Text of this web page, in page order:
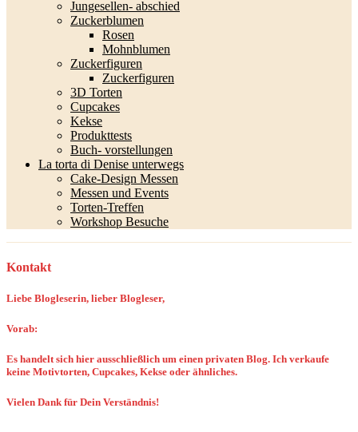
Jungesellen- abschied
Zuckerblumen
Rosen
Mohnblumen
Zuckerfiguren
Zuckerfiguren
3D Torten
Cupcakes
Kekse
Produkttests
Buch- vorstellungen
La torta di Denise unterwegs
Cake-Design Messen
Messen und Events
Torten-Treffen
Workshop Besuche
Kontakt
Liebe Blogleserin, lieber Blogleser,
Vorab:
Es handelt sich hier ausschließlich um einen privaten Blog. Ich verkaufe
keine Motivtorten, Cupcakes, Kekse oder ähnliches.
Vielen Dank für Dein Verständnis!